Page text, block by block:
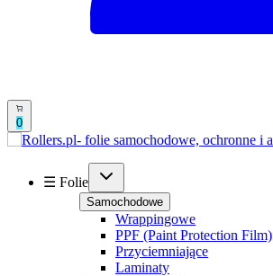
0
☰ Folie
Samochodowe
Wrappingowe
PPF (Paint Protection Film)
Przyciemniające
Laminaty